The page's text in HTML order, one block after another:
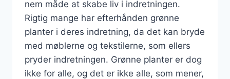
nem måde at skabe liv i indretningen.
Rigtig mange har efterhånden grønne
planter i deres indretning, da det kan bryde
med møblerne og tekstilerne, som ellers
pryder indretningen. Grønne planter er dog
ikke for alle, og det er ikke alle, som mener,